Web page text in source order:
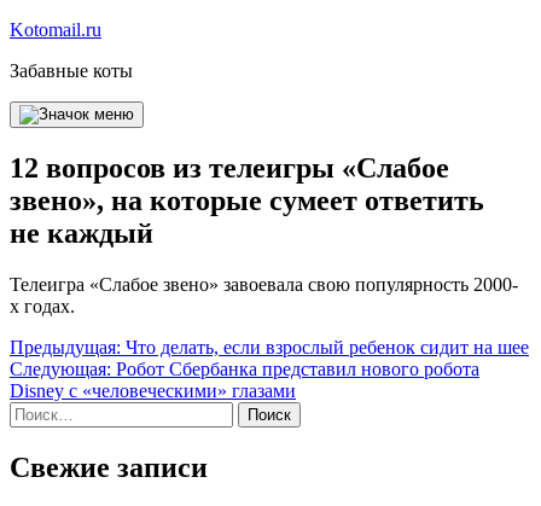
Перейти
содержимому
Kotomail.ru
Забавные коты
12 вопросов из телеигры «Слабое
звено», на которые сумеет ответить
не каждый
Телеигра «Слабое звено» завоевала свою популярность 2000-
х годах.
Навигация
по
записям
Предыдущая: Что делать, если взрослый ребенок сидит на шее
Следующая: Робот Сбербанка представил нового робота
Disney с «человеческими» глазами
Найти:
Свежие записи